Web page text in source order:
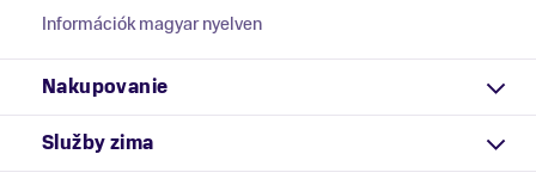
Információk magyar nyelven
Nakupovanie
Služby zima